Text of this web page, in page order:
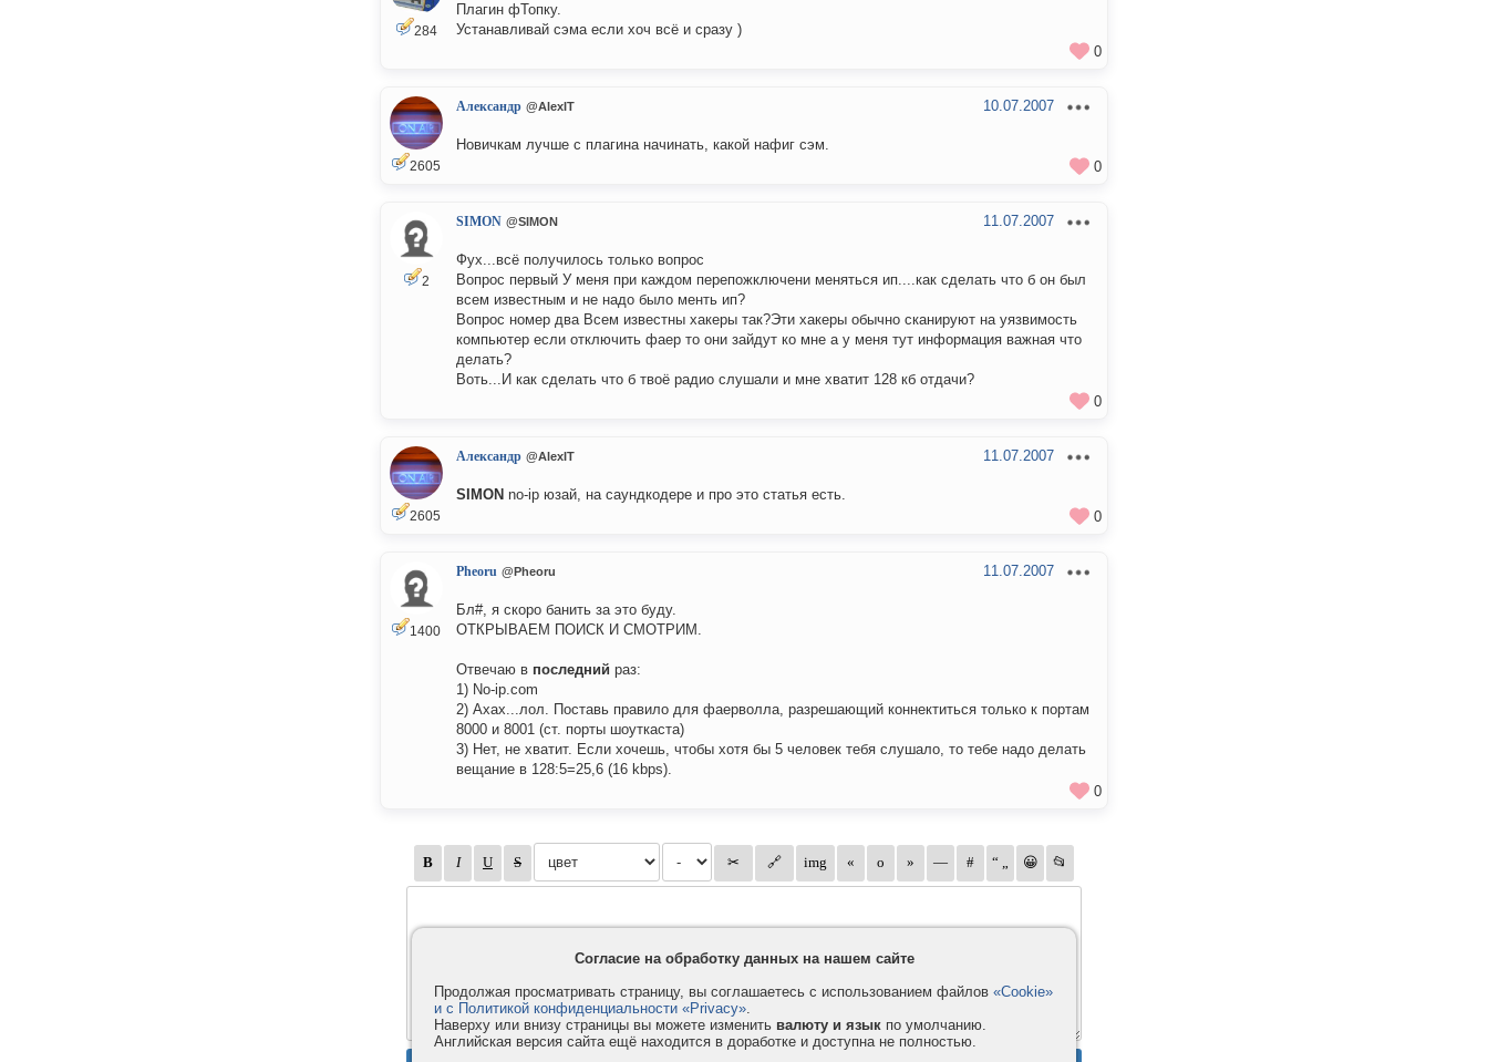
284
Плагин фТопку.
Устанавливай сэма если хоч всё и сразу )
0
2605
Александр @AlexIT 10.07.2007
Новичкам лучше с плагина начинать, какой нафиг сэм.
0
2
SIMON @SIMON 11.07.2007
Фух...всё получилось только вопрос
Вопрос первый У меня при каждом перепожключени меняться ип....как сделать что б он был
всем известным и не надо было менть ип?
Вопрос номер два Всем известны хакеры так?Эти хакеры обычно сканируют на уязвимость
компьютер если отключить фаер то они зайдут ко мне а у меня тут информация важная что
делать?
Воть...И как сделать что б твоё радио слушали и мне хватит 128 кб отдачи?
0
2605
Александр @AlexIT 11.07.2007
SIMON no-ip юзай, на саундкодере и про это статья есть.
0
1400
Pheoru @Pheoru 11.07.2007
Бл#, я скоро банить за это буду.
ОТКРЫВАЕМ ПОИСК И СМОТРИМ.
Отвечаю в последний раз:
1) No-ip.com
2) Ахах...лол. Поставь правило для фаерволла, разрешающий коннектиться только к портам
8000 и 8001 (ст. порты шоуткаста)
3) Нет, не хватит. Если хочешь, чтобы хотя бы 5 человек тебя слушало, то тебе надо делать
вещание в 128:5=25,6 (16 kbps).
0
Согласие на обработку данных на нашем сайте
Продолжая просматривать страницу, вы соглашаетесь с использованием файлов «Cookie»
и с Политикой конфиденциальности «Privacy».
Наверху или внизу страницы вы можете изменить валюту и язык по умолчанию.
Английская версия сайта ещё находится в доработке и доступна не полностью.